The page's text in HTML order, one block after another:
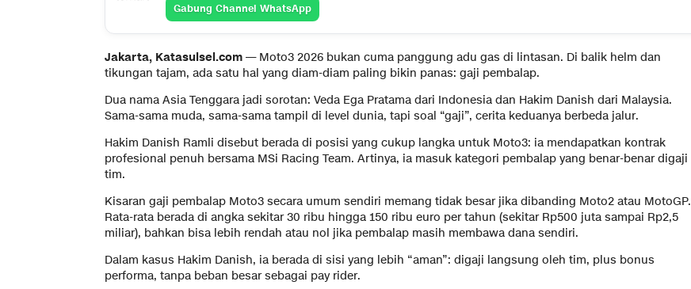
Gabung Channel WhatsApp
Jakarta, Katasulsel.com — Moto3 2026 bukan cuma panggung adu gas di lintasan. Di balik helm dan
tikungan tajam, ada satu hal yang diam-diam paling bikin panas: gaji pembalap.
Dua nama Asia Tenggara jadi sorotan: Veda Ega Pratama dari Indonesia dan Hakim Danish dari Malaysia.
Sama-sama muda, sama-sama tampil di level dunia, tapi soal “gaji”, cerita keduanya berbeda jalur.
Hakim Danish Ramli disebut berada di posisi yang cukup langka untuk Moto3: ia mendapatkan kontrak
profesional penuh bersama MSi Racing Team. Artinya, ia masuk kategori pembalap yang benar-benar digaji
tim.
Kisaran gaji pembalap Moto3 secara umum sendiri memang tidak besar jika dibanding Moto2 atau MotoGP.
Rata-rata berada di angka sekitar 30 ribu hingga 150 ribu euro per tahun (sekitar Rp500 juta sampai Rp2,5
miliar), bahkan bisa lebih rendah atau nol jika pembalap masih membawa dana sendiri.
Dalam kasus Hakim Danish, ia berada di sisi yang lebih “aman”: digaji langsung oleh tim, plus bonus
performa, tanpa beban besar sebagai pay rider.